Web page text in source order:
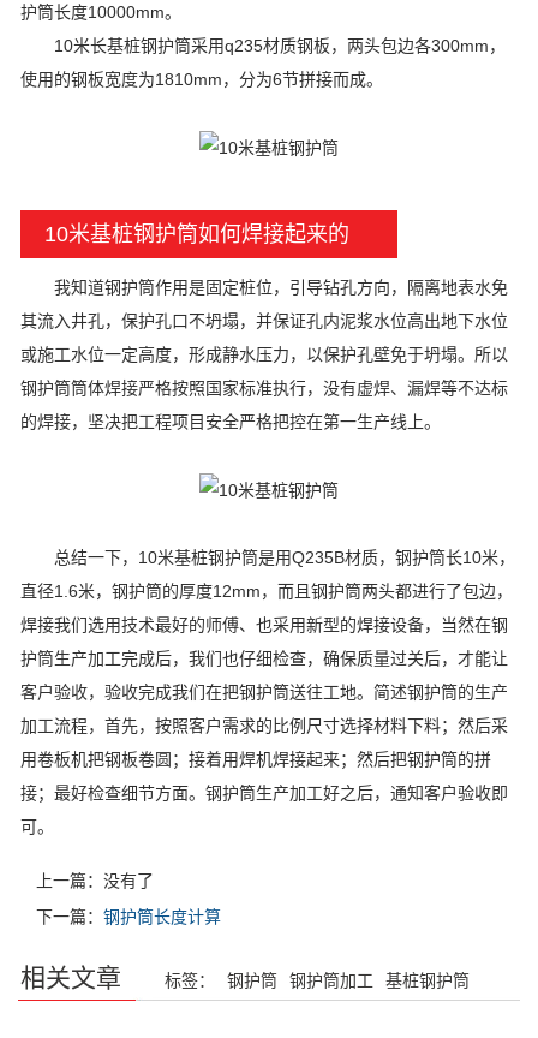
护筒长度10000mm。
10米长基桩钢护筒采用q235材质钢板，两头包边各300mm，
使用的钢板宽度为1810mm，分为6节拼接而成。
10米基桩钢护筒如何焊接起来的
我知道钢护筒作用是固定桩位，引导钻孔方向，隔离地表水免
其流入井孔，保护孔口不坍塌，并保证孔内泥浆水位高出地下水位
或施工水位一定高度，形成静水压力，以保护孔壁免于坍塌。所以
钢护筒筒体焊接严格按照国家标准执行，没有虚焊、漏焊等不达标
的焊接，坚决把工程项目安全严格把控在第一生产线上。
总结一下，10米基桩钢护筒是用Q235B材质，钢护筒长10米，
直径1.6米，钢护筒的厚度12mm，而且钢护筒两头都进行了包边，
焊接我们选用技术最好的师傅、也采用新型的焊接设备，当然在钢
护筒生产加工完成后，我们也仔细检查，确保质量过关后，才能让
客户验收，验收完成我们在把钢护筒送往工地。简述钢护筒的生产
加工流程，首先，按照客户需求的比例尺寸选择材料下料；然后采
用卷板机把钢板卷圆；接着用焊机焊接起来；然后把钢护筒的拼
接；最好检查细节方面。钢护筒生产加工好之后，通知客户验收即
可。
上一篇：没有了
下一篇： 钢护筒长度计算
相关文章 标签： 钢护筒 钢护筒加工 基桩钢护筒